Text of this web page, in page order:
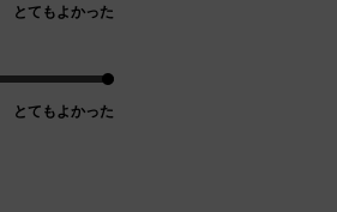
とてもよかった
とてもよかった